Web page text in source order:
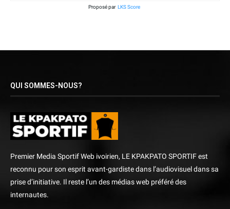
Proposé par LKS Score
QUI SOMMES-NOUS?
Premier Media Sportif Web ivoirien, LE KPAKPATO SPORTIF est
reconnu pour son esprit avant-gardiste dans l’audiovisuel dans sa
prise d’initiative. Il reste l’un des médias web préféré des
internautes.